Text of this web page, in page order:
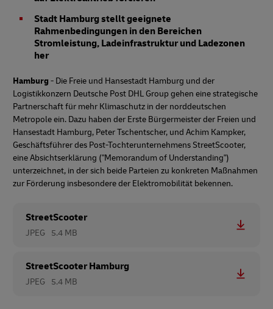
Stadt Hamburg stellt geeignete
Rahmenbedingungen in den Bereichen
Stromleistung, Ladeinfrastruktur und Ladezonen
her
Hamburg - Die Freie und Hansestadt Hamburg und der
Logistikkonzern Deutsche Post DHL Group gehen eine strategische
Partnerschaft für mehr Klimaschutz in der norddeutschen
Metropole ein. Dazu haben der Erste Bürgermeister der Freien und
Hansestadt Hamburg, Peter Tschentscher, und Achim Kampker,
Geschäftsführer des Post-Tochterunternehmens StreetScooter,
eine Absichtserklärung ("Memorandum of Understanding")
unterzeichnet, in der sich beide Parteien zu konkreten Maßnahmen
zur Förderung insbesondere der Elektromobilität bekennen.
StreetScooter
JPEG 5.4 MB
StreetScooter Hamburg
JPEG 5.4 MB